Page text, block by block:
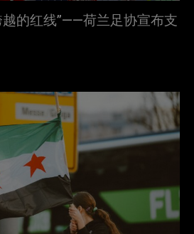
的红线”——荷兰足协宣布支